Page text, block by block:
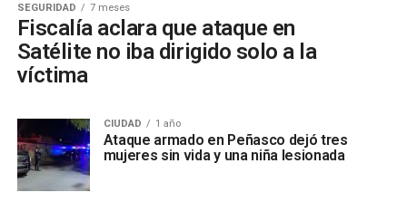
SEGURIDAD 7 meses
Fiscalía aclara que ataque en
Satélite no iba dirigido solo a la
víctima
CIUDAD 1 año
Ataque armado en Peñasco dejó tres
mujeres sin vida y una niña lesionada